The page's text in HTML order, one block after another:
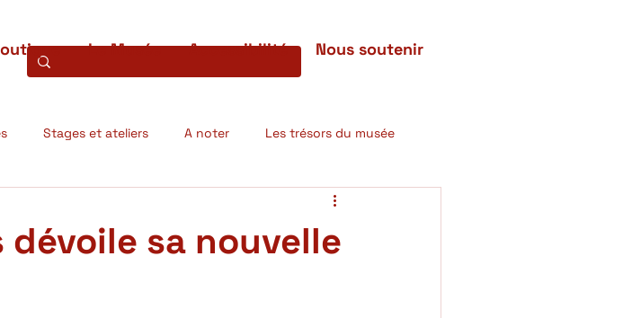
Le Musée Accessibilité Nous soutenir
Stages et ateliers A noter Les trésors du musée
dévoile sa nouvelle